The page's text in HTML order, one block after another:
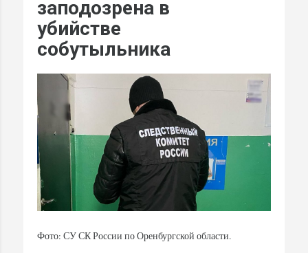
заподозрена в
убийстве
собутыльника
Фото: СУ СК России по Оренбургской области.